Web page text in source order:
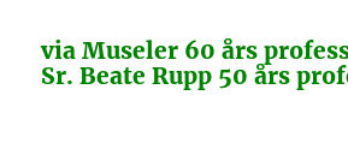
via Museler 60 års
Sr. Beate Rupp 50 års